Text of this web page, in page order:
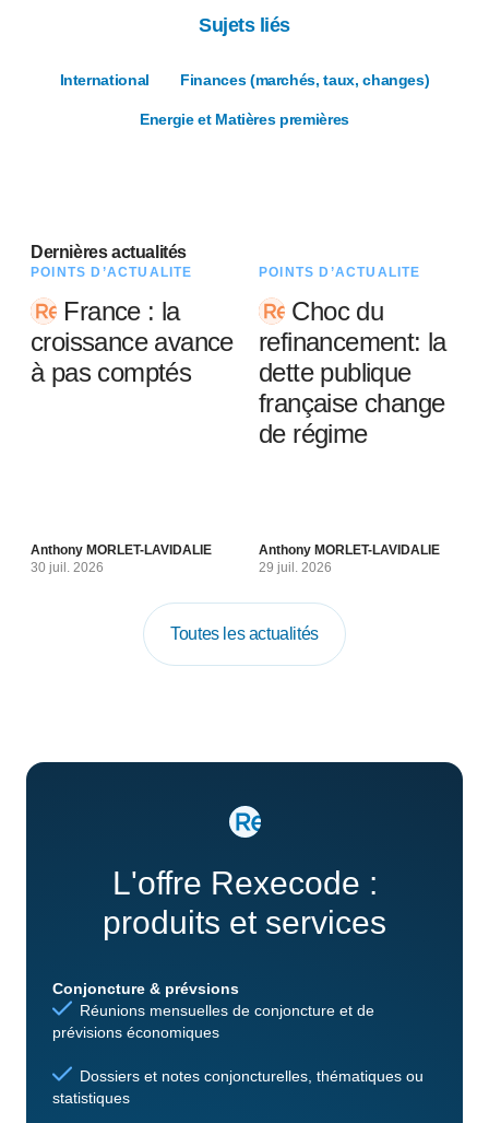
Sujets liés
International Finances (marchés, taux, changes)
Energie et Matières premières
Dernières actualités
POINTS D’ACTUALITÉ
France : la
croissance avance
à pas comptés
Anthony MORLET-LAVIDALIE
30 juil. 2026
POINTS D’ACTUALITÉ
Choc du
refinancement: la
dette publique
française change
de régime
Anthony MORLET-LAVIDALIE
29 juil. 2026
Toutes les actualités
L'offre Rexecode :
produits et services
Conjoncture & prévsions
Réunions mensuelles de conjoncture et de
prévisions économiques
Dossiers et notes conjoncturelles, thématiques ou
statistiques